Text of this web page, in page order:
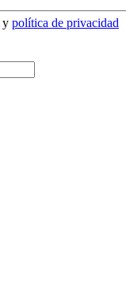
y política de privacidad